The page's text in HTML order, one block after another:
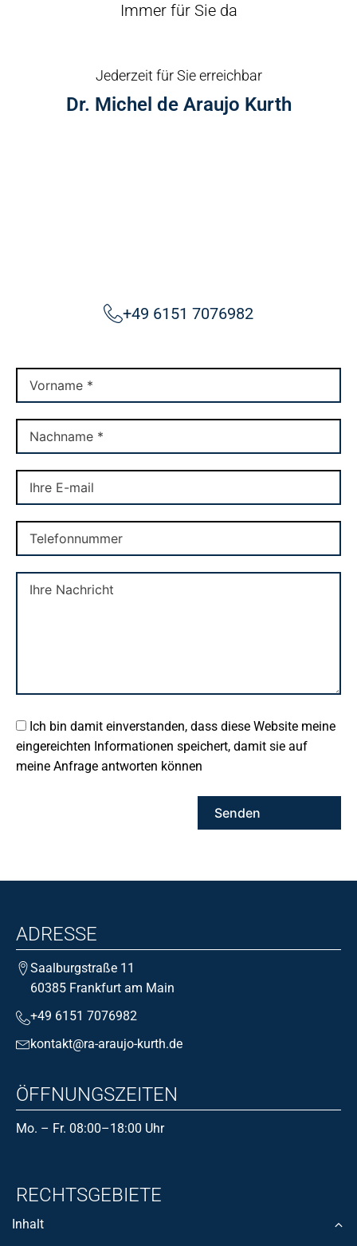
Inhalt
Immer für Sie da
Jederzeit für Sie erreichbar
Dr. Michel de Araujo Kurth
+49 6151 7076982
Ich bin damit einverstanden, dass diese Website meine
eingereichten Informationen speichert, damit sie auf
meine Anfrage antworten können
ADRESSE
Saalburgstraße 11
60385 Frankfurt am Main
+49 6151 7076982
kontakt@ra-araujo-kurth.de
ÖFFNUNGSZEITEN
Mo. – Fr. 08:00–18:00 Uhr
RECHTSGEBIETE
Bank- und Kapitalmarktrecht